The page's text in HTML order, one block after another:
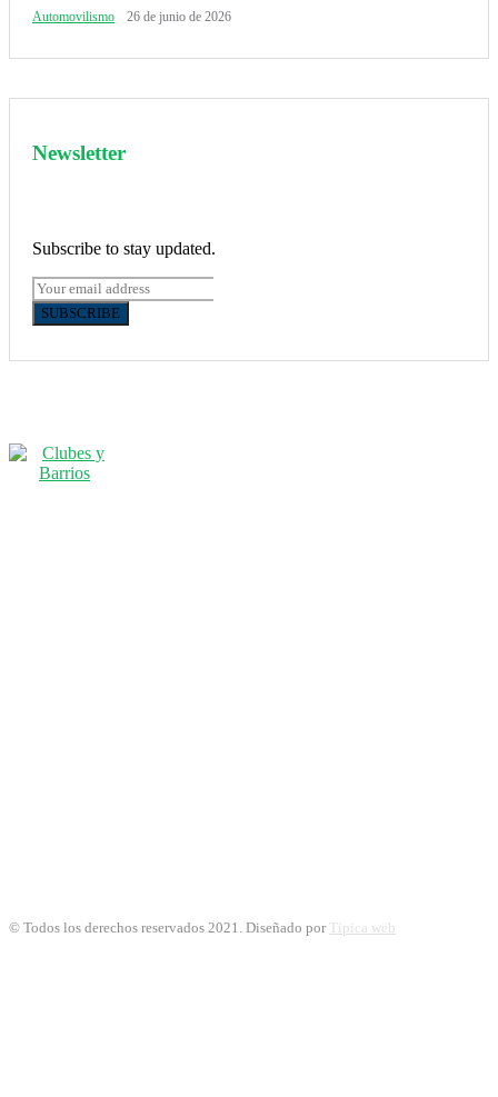
Automovilismo 26 de junio de 2026
Newsletter
Subscribe to stay updated.
SUBSCRIBE
© Todos los derechos reservados 2021. Diseñado por Típica web